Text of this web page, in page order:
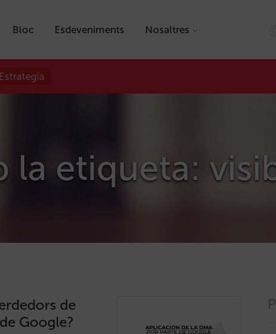
Bloc Esdeveniments Nosaltres
Estrategia
la etiqueta:
de
Google?